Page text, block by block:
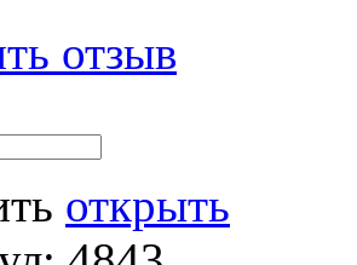
отзыв
открыть